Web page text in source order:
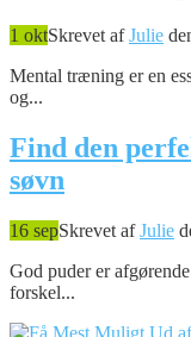
1 oktSkrevet afJulie
Mental træning er en
og...
Find den
søvn
16 sepSkrevet afJulie
God puder er
forskel...